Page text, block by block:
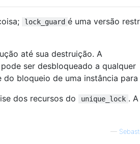
lock_guard é uma versão
até sua destruição. A
ser desbloqueado a qualquer
bloqueio de uma instância para
dos recursos do unique_lock . A
—